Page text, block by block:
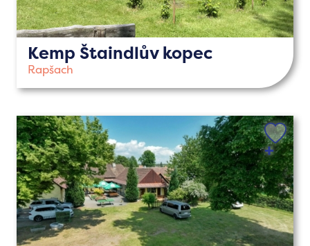
Kemp Štaindlův kopec
Rapšach